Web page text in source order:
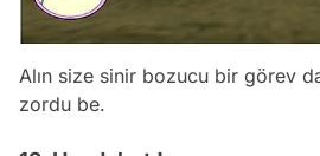
Alın size sinir bozucu bir görev
zordu be.